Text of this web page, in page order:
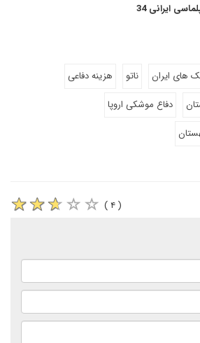
ایرانی 34
های ایران ناتو
هزینه دفاعی
دفاع موشکی اروپا
( ۴ )